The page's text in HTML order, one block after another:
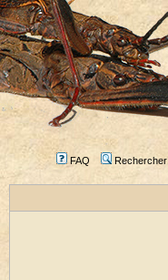
FAQ Rechercher